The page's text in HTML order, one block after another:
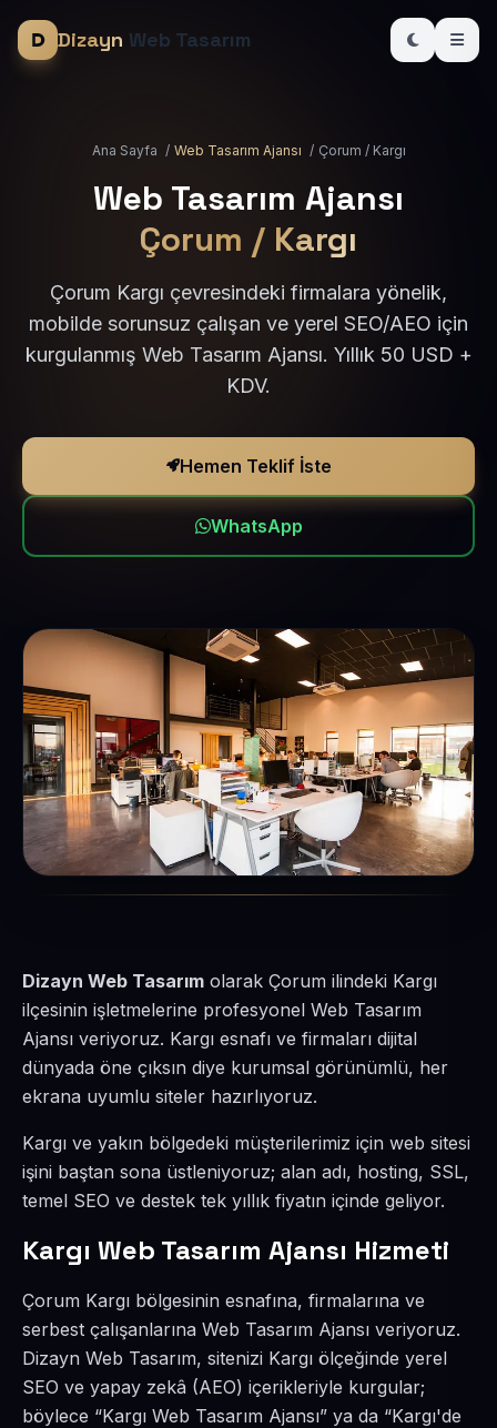
Dizayn Web Tasarım
Ana Sayfa / Web Tasarım Ajansı / Çorum / Kargı
Web Tasarım Ajansı
Çorum / Kargı
Çorum Kargı çevresindeki firmalara yönelik,
mobilde sorunsuz çalışan ve yerel SEO/AEO için
kurgulanmış Web Tasarım Ajansı. Yıllık 50 USD +
KDV.
Hemen Teklif İste
WhatsApp
Dizayn Web Tasarım olarak Çorum ilindeki Kargı
ilçesinin işletmelerine profesyonel Web Tasarım
Ajansı veriyoruz. Kargı esnafı ve firmaları dijital
dünyada öne çıksın diye kurumsal görünümlü, her
ekrana uyumlu siteler hazırlıyoruz.
Kargı ve yakın bölgedeki müşterilerimiz için web sitesi
işini baştan sona üstleniyoruz; alan adı, hosting, SSL,
temel SEO ve destek tek yıllık fiyatın içinde geliyor.
Kargı Web Tasarım Ajansı Hizmeti
Çorum Kargı bölgesinin esnafına, firmalarına ve
serbest çalışanlarına Web Tasarım Ajansı veriyoruz.
Dizayn Web Tasarım, sitenizi Kargı ölçeğinde yerel
SEO ve yapay zekâ (AEO) içerikleriyle kurgular;
böylece “Kargı Web Tasarım Ajansı” ya da “Kargı'de